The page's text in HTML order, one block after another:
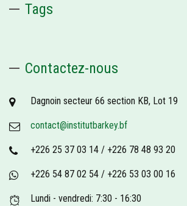
Tags
Contactez-nous
Dagnoin secteur 66 section KB, Lot 19
contact@institutbarkey.bf
+226 25 37 03 14 / +226 78 48 93 20
+226 54 87 02 54 / +226 53 03 00 16
Lundi - vendredi: 7:30 - 16:30